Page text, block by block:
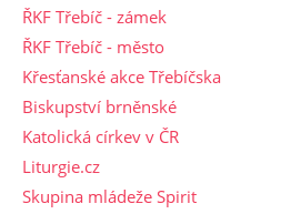
ŘKF Třebíč - zámek
ŘKF Třebíč - město
Křesťanské akce Třebíčska
Biskupství brněnské
Katolická církev v ČR
Liturgie.cz
Skupina mládeže Spirit